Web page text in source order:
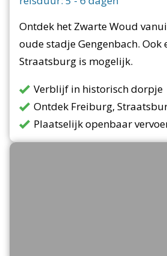
Ontdek het Zwarte Woud
oude stadje Gengenbach. Ook
Straatsburg is mogelijk.
Verblijf in historisch dorpje
Ontdek Freiburg,
Plaatselijk openbaar